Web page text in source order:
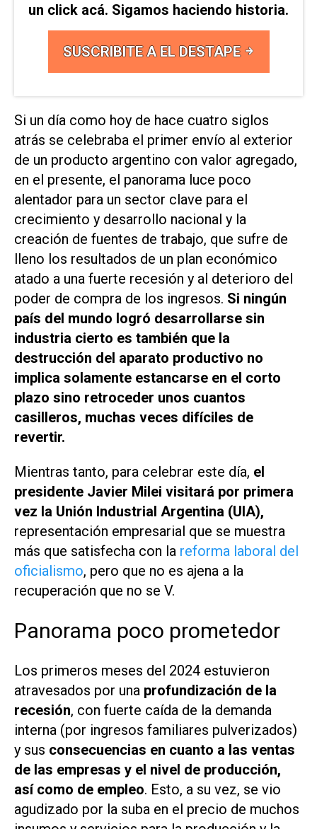
un click acá. Sigamos haciendo historia.
SUSCRIBITE A EL DESTAPE
Si un día como hoy de hace cuatro siglos
atrás se celebraba el primer envío al exterior
de un producto argentino con valor agregado,
en el presente, el panorama luce poco
alentador para un sector clave para el
crecimiento y desarrollo nacional y la
creación de fuentes de trabajo, que sufre de
lleno los resultados de un plan económico
atado a una fuerte recesión y al deterioro del
poder de compra de los ingresos. Si ningún
país del mundo logró desarrollarse sin
industria cierto es también que la
destrucción del aparato productivo no
implica solamente estancarse en el corto
plazo sino retroceder unos cuantos
casilleros, muchas veces difíciles de
revertir.
Mientras tanto, para celebrar este día, el
presidente Javier Milei visitará por primera
vez la Unión Industrial Argentina (UIA),
representación empresarial que se muestra
más que satisfecha con la reforma laboral del
oficialismo, pero que no es ajena a la
recuperación que no se V.
Panorama poco prometedor
Los primeros meses del 2024 estuvieron
atravesados por una profundización de la
recesión, con fuerte caída de la demanda
interna (por ingresos familiares pulverizados)
y sus consecuencias en cuanto a las ventas
de las empresas y el nivel de producción,
así como de empleo. Esto, a su vez, se vio
agudizado por la suba en el precio de muchos